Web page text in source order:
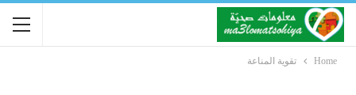
Home تقوية المناعة